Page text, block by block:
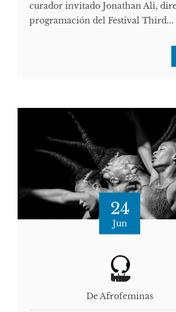
curador invitado Jonathan Ali,
programación del Festival Third...
24
Jun
De Afrofeminas